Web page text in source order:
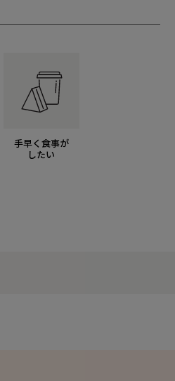
手早く食事が
したい